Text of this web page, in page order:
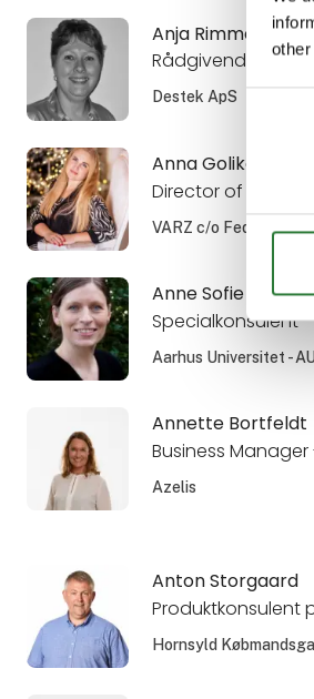
Anja Rimmer
Rådgivende
Destek ApS
Anna Golikova
Director of LLC VARZ
VARZ c/o Fed. of
Anne Sofie Nielsen
Specialkonsulent
Aarhus Universitet -
Annette Bortfeldt
Business Manager
Azelis
Anton Storgaard
Produktkonsulent
Hornsyld